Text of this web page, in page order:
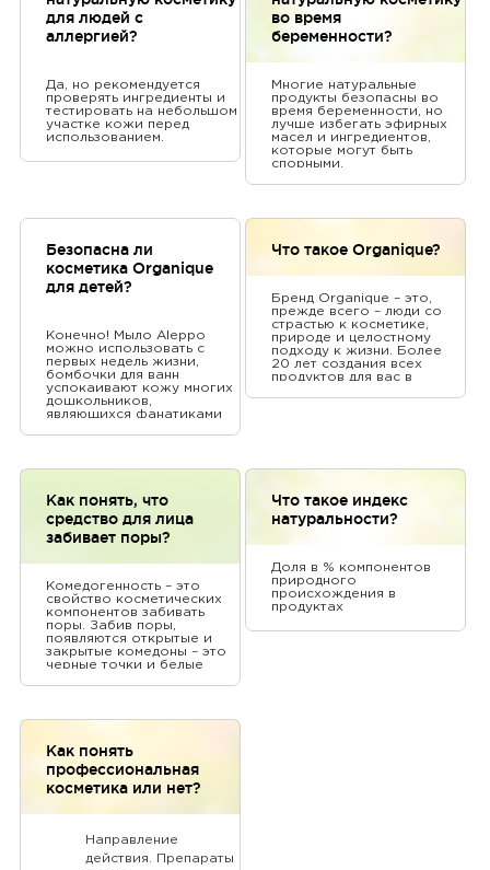
для людей с
аллергией?
Да, но рекомендуется
проверять ингредиенты и
тестировать на небольшом
участке кожи перед
использованием.
во время
беременности?
Многие натуральные
продукты безопасны во
время беременности, но
лучше избегать эфирных
масел и ингредиентов,
которые могут быть
спорными.
Безопасна ли
косметика Organique
для детей?
Конечно! Мыло Aleppo
можно использовать с
первых недель жизни,
бомбочки для ванн
успокаивают кожу многих
дошкольников,
являющихся фанатиками
подростку!
Что такое Organique?
Бренд Organique – это,
прежде всего – люди со
страстью к косметике,
природе и целостному
подходу к жизни. Более
20 лет создания всех
продуктов для вас в
охватывает все чувства.
Как понять, что
средство для лица
забивает поры?
Комедогенность – это
свойство косметических
компонентов забивать
поры. Забив поры,
появляются открытые и
закрытые комедоны – это
черные точки и белые
воспалительные прыщи –
Что такое индекс
натуральности?
Доля в % компонентов
природного
происхождения в
продуктах
Как понять
профессиональная
косметика или нет?
Направление
действия. Препараты